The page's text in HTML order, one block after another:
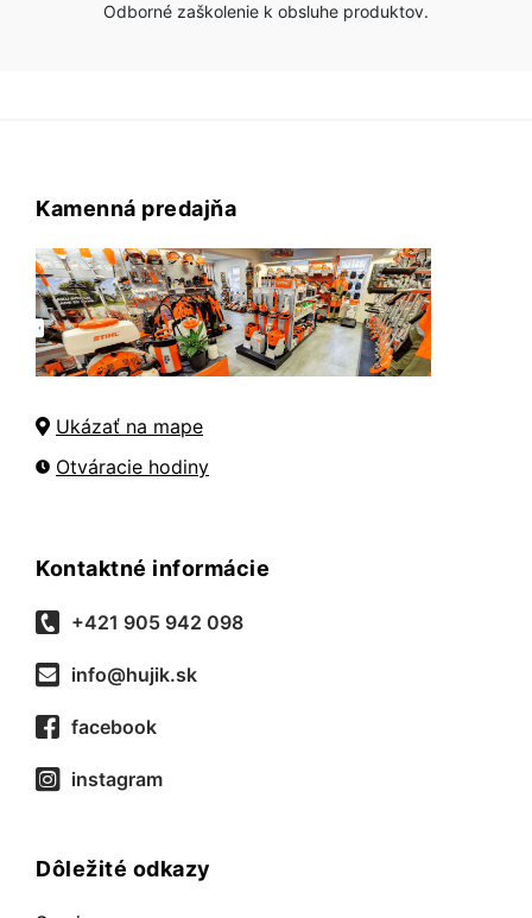
Odborné zaškolenie k obsluhe produktov.
Kamenná predajňa
Ukázať na mape
Otváracie hodiny
Kontaktné informácie
+421 905 942 098
info@hujik.sk
facebook
instagram
Dôležité odkazy